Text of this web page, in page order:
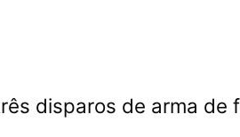
disparos de arma de